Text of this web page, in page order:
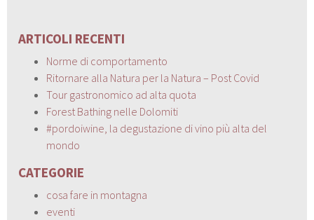
ARTICOLI RECENTI
Norme di comportamento
Ritornare alla Natura per la Natura – Post Covid
Tour gastronomico ad alta quota
Forest Bathing nelle Dolomiti
#pordoiwine, la degustazione di vino più alta del
mondo
CATEGORIE
cosa fare in montagna
eventi